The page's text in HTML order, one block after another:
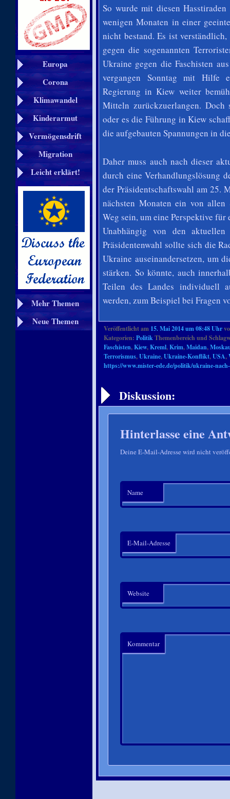
Europa
Corona
Klimawandel
Kinderarmut
Vermögensdrift
Migration
Leicht erklärt!
Mehr Themen
Neue Themen
So wurde mit diesen
wenigen Monaten in einer
nicht bestand. Es ist
gegen die sogenannten
Ukraine gegen die Faschisten
vergangen Sonntag mit Hilfe
Regierung in Kiew weiter
Mitteln zurückzuerlangen.
oder es die Führung in Kiew
die aufgebauten Spannungen in
Daher muss auch nach dieser
durch eine Verhandlungslösung
der Präsidentschaftswahl am 25.
nächsten Monaten ein von allen
Weg sein, um eine Perspektive
Unabhängig von den
Präsidentenwahl sollte sich die
Ukraine auseinandersetzen, um
stärken. So könnte, auch
Teilen des Landes individuell
werden, zum Beispiel bei Fragen
Veröffentlicht am 15. Mai 2014 um 08:48 Uhr
Kategorien: PolitikThemenbereich und
Faschisten,Kiew,Kreml,Krim,Maidan,
Terrorismus,Ukraine,Ukraine-Konflikt,USA,
https://www.mister-ede.de/politik/ukraine-
Diskussion:
Hinterlasse eine
Deine E-Mail-Adresse wird nicht
Name
E-Mail-Adresse
Website
Kommentar